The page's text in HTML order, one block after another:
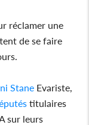
réclamer une
de se faire
Stane Evariste,
titulaires
sur leurs